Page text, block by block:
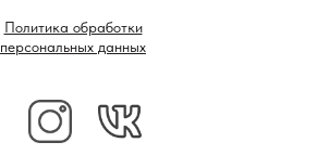
Политика обработки
персональных данных